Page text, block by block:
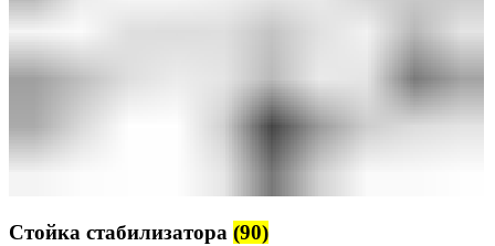
Стойка стабилизатора (90)